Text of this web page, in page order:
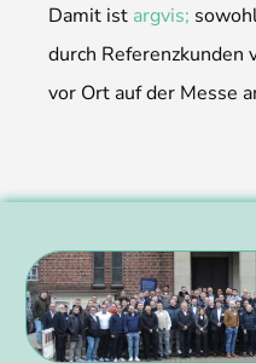
Damit ist argvis;
durch Referenzkunden
vor Ort auf der Messe